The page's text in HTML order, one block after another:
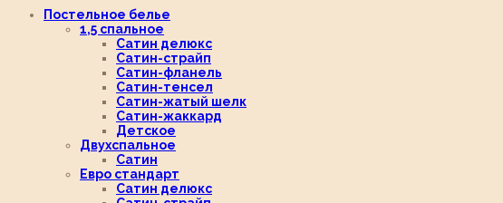
Постельное белье
1,5 спальное
Сатин делюкс
Сатин-страйп
Сатин-фланель
Сатин-тенсел
Сатин-жатый шелк
Сатин-жаккард
Детское
Двухспальное
Сатин
Евро стандарт
Сатин делюкс